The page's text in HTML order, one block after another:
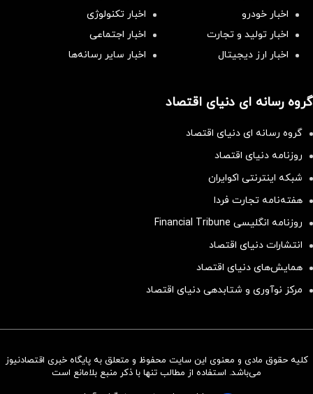
سرمایه‌گذاری همسنگ با شاخص
اخبار خودرو
اخبار تکنولوژی
اخبار تولید و تجارت
اخبار اجتماعی
اخبار ارز دیجیتال
اخبار سایر رسانه‌‌ها
گروه رسانه ای دنیای اقتصاد
گروه رسانه ای دنیای اقتصاد
روزنامه دنیای اقتصاد
شبکه اینترنتی اکوایران
هفته‌نامه تجارت فردا
روزنامه انگلیسی Financial Tribune
انتشارات دنیای اقتصاد
همایش‌های دنیای اقتصاد
مرکز نوآوری و شتابدهی دنیای اقتصاد
کلیه حقوق مادی و معنوی این سایت محفوظ و متعلق به پایگاه خبری اقتصادنیوز
می‌باشد. استفاده از مطالب تنها با ذکر منبع بلامانع است